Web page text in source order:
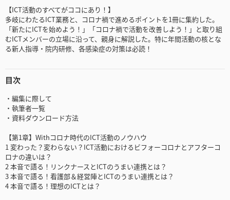
【ICT活動のすべてがココにあり！】
多岐にわたるICT業務と、コロナ禍で進めるポイントを1冊に集約した。
「新たにICTを始めよう！」「コロナ禍で活動を改善しよう！」と取り組
むICTメンバーの立場に沿って、親身に解説した。特に年間活動の核とな
る新人指導・院内研修、各感染症の対策は必読！
目次
・編集に際して
・執筆者一覧
・資料ダウンロード方法
【第1章】Withコロナ時代のICT活動のノウハウ
1 変わった？変わらない？ICT活動におけるビフォーコロナとアフターコ
ロナの違いは？
2 本音で語る！リンクナースとICTのうまい連携とは？
3 本音で語る！看護部＆経営陣とICTのうまい連携とは？
4 本音で語る！理想のICTとは？